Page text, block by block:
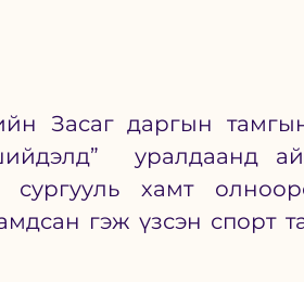
Засаг даргын
уралдаанд
сургууль хамт
гэж үзсэн спорт